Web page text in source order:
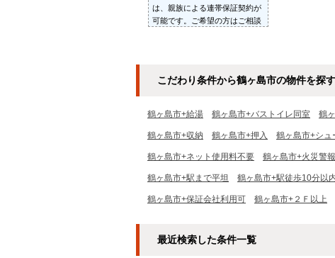
は、親族による連帯保証契約が
可能です。ご希望の方はご相談
こだわり条件から鶴ヶ島市の物件を探す
鶴ヶ島市+給湯 鶴ヶ島市+バストイレ同室 鶴
鶴ヶ島市+収納 鶴ヶ島市+押入 鶴ヶ島市+シュ
鶴ヶ島市+ネット使用料不要 鶴ヶ島市+火災警
鶴ヶ島市+駅まで平坦 鶴ヶ島市+駅徒歩10分以
鶴ヶ島市+保証会社利用可 鶴ヶ島市+２Ｆ以上
最近検索した条件一覧